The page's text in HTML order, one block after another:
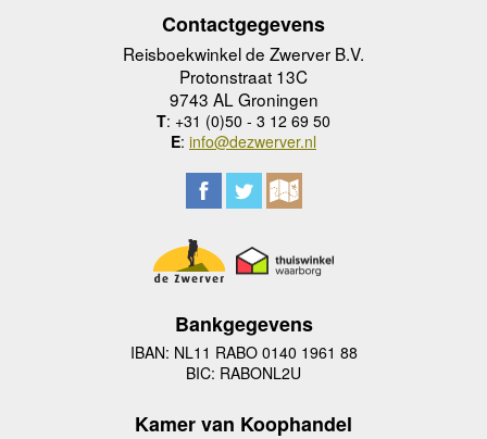
Contactgegevens
Reisboekwinkel de Zwerver B.V.
Protonstraat 13C
9743 AL Groningen
T: +31 (0)50 - 3 12 69 50
E: info@dezwerver.nl
Bankgegevens
IBAN: NL11 RABO 0140 1961 88
BIC: RABONL2U
Kamer van Koophandel